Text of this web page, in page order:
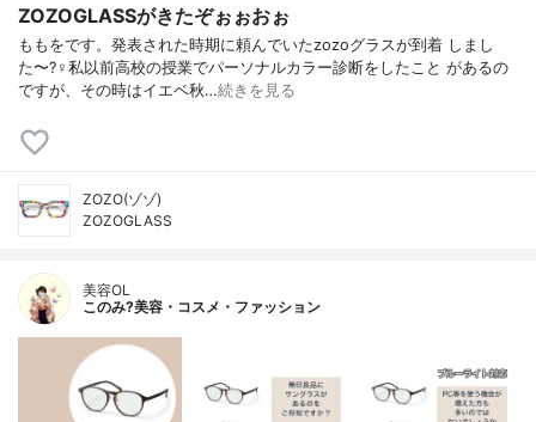
ZOZOGLASSがきたぞぉぉおぉ
ももをです。発表された時期に頼んでいたzozoグラスが到着 しまし
た〜?‍♀️私以前高校の授業でパーソナルカラー診断をしたこと があるの
ですが、その時はイエベ秋…続きを見る
ZOZO(ゾゾ)
ZOZOGLASS
美容OL
このみ?美容・コスメ・ファッション